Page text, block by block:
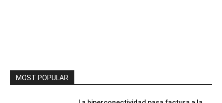
MOST POPULAR